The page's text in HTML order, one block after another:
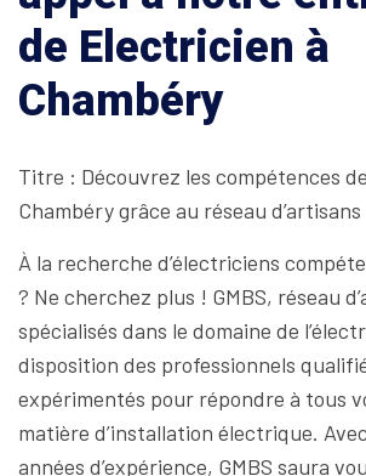
de Electricien à
Chambéry
Titre : Découvrez les compétences
Chambéry grâce au réseau d’artisans
À la recherche d’électriciens
? Ne cherchez plus ! GMBS, réseau
spécialisés dans le domaine de
disposition des professionnels
expérimentés pour répondre à tous
matière d’installation électrique.
années d’expérience, GMBS saura